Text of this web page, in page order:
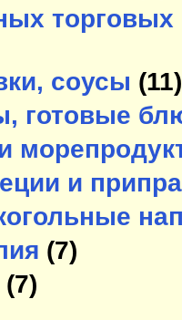
торговых
соусы (11)
готовые
и
(7)
(7)